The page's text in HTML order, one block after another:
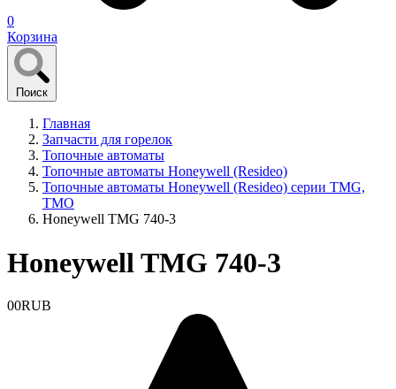
0
Корзина
Поиск
Главная
Запчасти для горелок
Топочные автоматы
Топочные автоматы Honeywell (Resideo)
Топочные автоматы Honeywell (Resideo) серии TMG,
TMO
Honeywell TMG 740-3
Honeywell TMG 740-3
00RUB